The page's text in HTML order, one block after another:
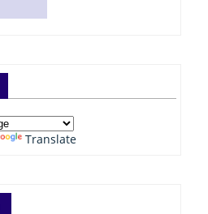
Translate